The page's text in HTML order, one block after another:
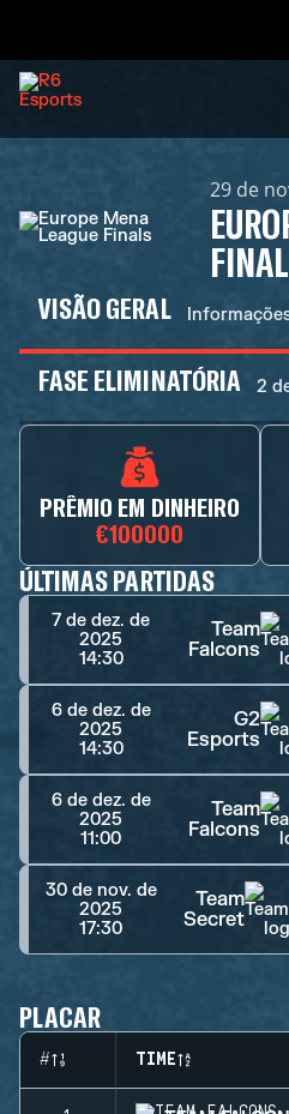
29 de
VISÃO GERAL
FASE ELIMINATÓRIA 2
PRÊMIO EM DINHEIRO
€100000
ÚLTIMAS PARTIDAS
7 de dez. de
2025
14:30
Team
Falcons
6 de dez. de
2025
14:30
G2
Esports
6 de dez. de
2025
11:00
Team
Falcons
30 de nov. de
2025
17:30
Team
Secret
PLACAR
# TIME